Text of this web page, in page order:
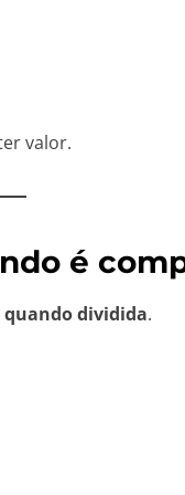
valor.
é
dividida.